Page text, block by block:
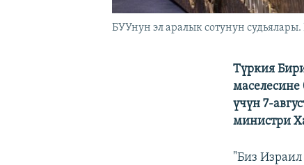
БУУнун эл аралык сотунун
Түркия
үчүн 7-
министри
"Биз